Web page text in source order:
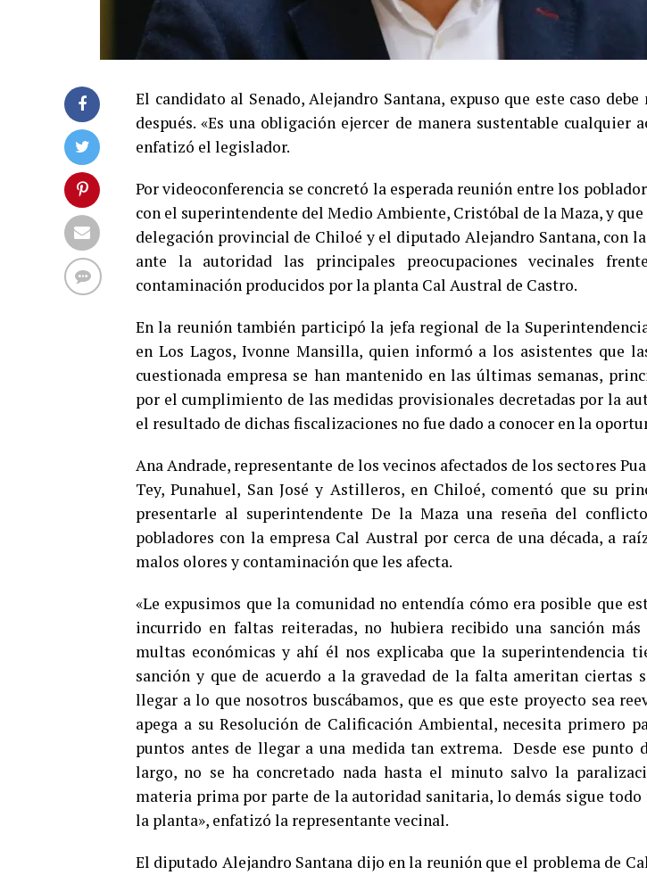
El candidato al Senado, Alejandro Santana, expuso que este caso
después. «Es una obligación ejercer de manera sustentable cualquier
enfatizó el legislador.
Por videoconferencia se concretó la esperada reunión entre los
con el superintendente del Medio Ambiente, Cristóbal de la Maza, y
delegación provincial de Chiloé y el diputado Alejandro Santana, con
ante la autoridad las principales preocupaciones vecinales
contaminación producidos por la planta Cal Austral de Castro.
En la reunión también participó la jefa regional de la
en Los Lagos, Ivonne Mansilla, quien informó a los asistentes que
cuestionada empresa se han mantenido en las últimas semanas,
por el cumplimiento de las medidas provisionales decretadas por la
el resultado de dichas fiscalizaciones no fue dado a conocer en la
Ana Andrade, representante de los vecinos afectados de los sectores
Tey, Punahuel, San José y Astilleros, en Chiloé, comentó que su
presentarle al superintendente De la Maza una reseña del
pobladores con la empresa Cal Austral por cerca de una década, a
malos olores y contaminación que les afecta.
«Le expusimos que la comunidad no entendía cómo era posible que
incurrido en faltas reiteradas, no hubiera recibido una sanción más
multas económicas y ahí él nos explicaba que la superintendencia
sanción y que de acuerdo a la gravedad de la falta ameritan ciertas
llegar a lo que nosotros buscábamos, que es que este proyecto sea
apega a su Resolución de Calificación Ambiental, necesita primero
puntos antes de llegar a una medida tan extrema. Desde ese punto
largo, no se ha concretado nada hasta el minuto salvo la
materia prima por parte de la autoridad sanitaria, lo demás sigue
la planta», enfatizó la representante vecinal.
El diputado Alejandro Santana dijo en la reunión que el problema de